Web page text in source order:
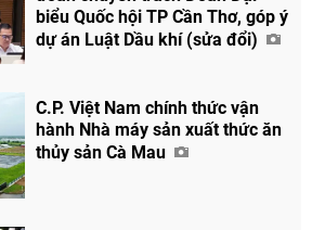
biểu Quốc hội TP Cần Thơ, góp ý
dự án Luật Dầu khí (sửa đổi)
C.P. Việt Nam chính thức vận
hành Nhà máy sản xuất thức ăn
thủy sản Cà Mau